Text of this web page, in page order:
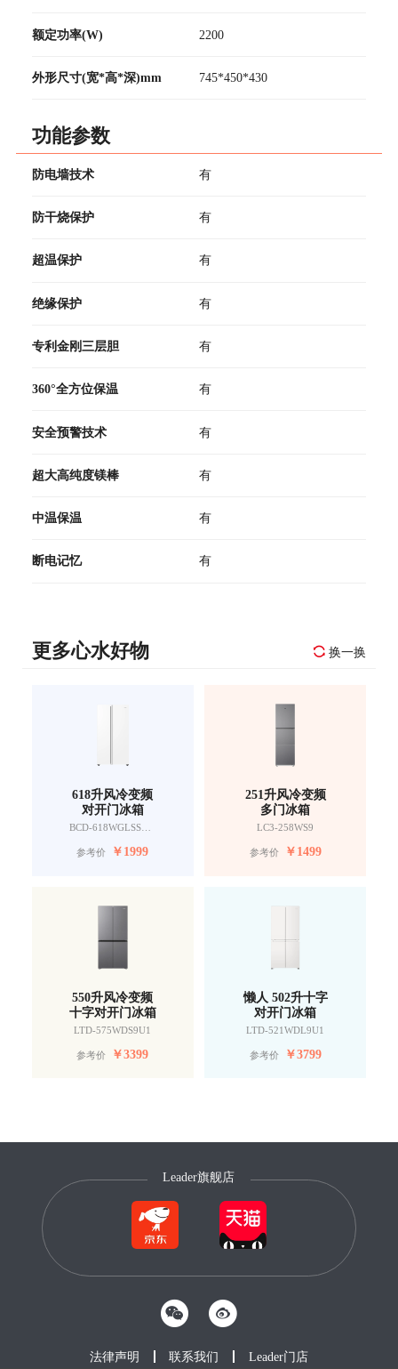
额定功率(W) 2200
外形尺寸(宽*高*深)mm 745*450*430
功能参数
防电墙技术 有
防干烧保护 有
超温保护 有
绝缘保护 有
专利金刚三层胆 有
360°全方位保温 有
安全预警技术 有
超大高纯度镁棒 有
中温保温 有
断电记忆 有
更多心水好物 换一换
618升风冷变频
对开门冰箱
BCD-618WGLSSEDW9
参考价 ￥1999
251升风冷变频
多门冰箱
LC3-258WS9
参考价 ￥1499
550升风冷变频
十字对开门冰箱
LTD-575WDS9U1
参考价 ￥3399
懒人 502升十字
对开门冰箱
LTD-521WDL9U1
参考价 ￥3799
Leader旗舰店
法律声明 联系我们 Leader门店